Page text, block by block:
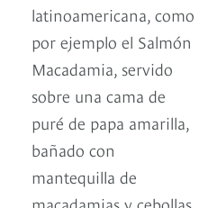
latinoamericana, como
por ejemplo el Salmón
Macadamia, servido
sobre una cama de
puré de papa amarilla,
bañado con
mantequilla de
macadamias y cebollas